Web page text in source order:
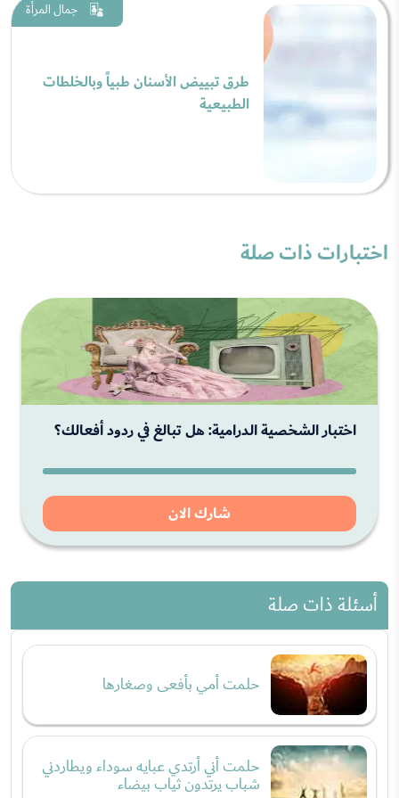
جمال المرأة
طرق تبييض الأسنان طبياً وبالخلطات
الطبيعية
اختبارات ذات صلة
اختبار الشخصية الدرامية: هل تبالغ في ردود أفعالك؟
شارك الان
أسئلة ذات صلة
حلمت أمي بأفعى وصغارها
حلمت أني أرتدي عبايه سوداء ويطاردني
شباب يرتدون ثياب بيضاء